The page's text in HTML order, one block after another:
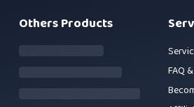
Others Products
FAQ